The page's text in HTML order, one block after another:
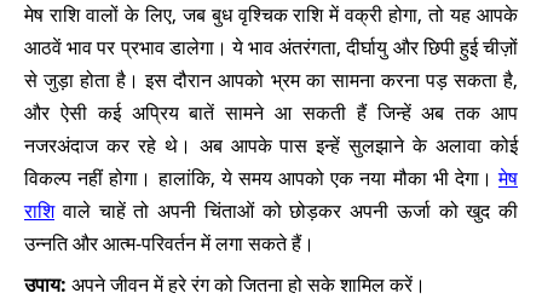
मेष राशि वालों के लिए, जब बुध वृश्चिक राशि में वक्री होगा, तो यह आपके
आठवें भाव पर प्रभाव डालेगा। ये भाव अंतरंगता, दीर्घायु और छिपी हुई चीज़ों
से जुड़ा होता है। इस दौरान आपको भ्रम का सामना करना पड़ सकता है,
और ऐसी कई अप्रिय बातें सामने आ सकती हैं जिन्हें अब तक आप
नजरअंदाज कर रहे थे। अब आपके पास इन्हें सुलझाने के अलावा कोई
विकल्प नहीं होगा। हालांकि, ये समय आपको एक नया मौका भी देगा।मेष
राशिवाले चाहें तो अपनी चिंताओं को छोड़कर अपनी ऊर्जा को खुद की
उन्नति और आत्म-परिवर्तन में लगा सकते हैं।
उपाय: अपने जीवन में हरे रंग को जितना हो सके शामिल करें।